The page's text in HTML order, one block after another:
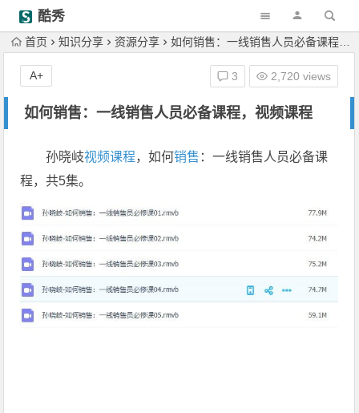
酷秀
首页 知识分享 资源分享 如何销售：一线销售人员必备课程，视频课程
如何销售：一线销售人员必备课程，视频课程
3 2,720 views
A+
孙晓岐视频课程，如何销售 ：一线销售人员必备课
程，共5集。